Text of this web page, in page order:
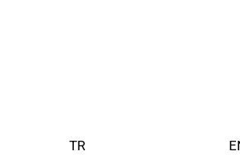
TR